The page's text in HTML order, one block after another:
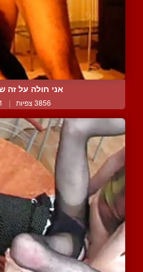
אני חולה על זה
3856 צפיות | 1 המלצות